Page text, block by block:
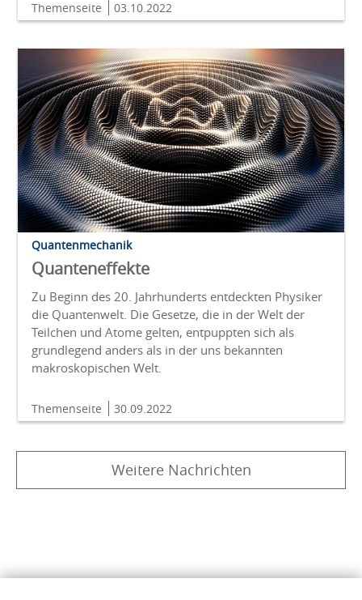
Themenseite 03.10.2022
Quantenmechanik
Quanteneffekte
Zu Beginn des 20. Jahrhunderts entdeckten Physiker
die Quantenwelt. Die Gesetze, die in der Welt der
Teilchen und Atome gelten, entpuppten sich als
grundlegend anders als in der uns bekannten
makroskopischen Welt.
Themenseite 30.09.2022
Weitere Nachrichten